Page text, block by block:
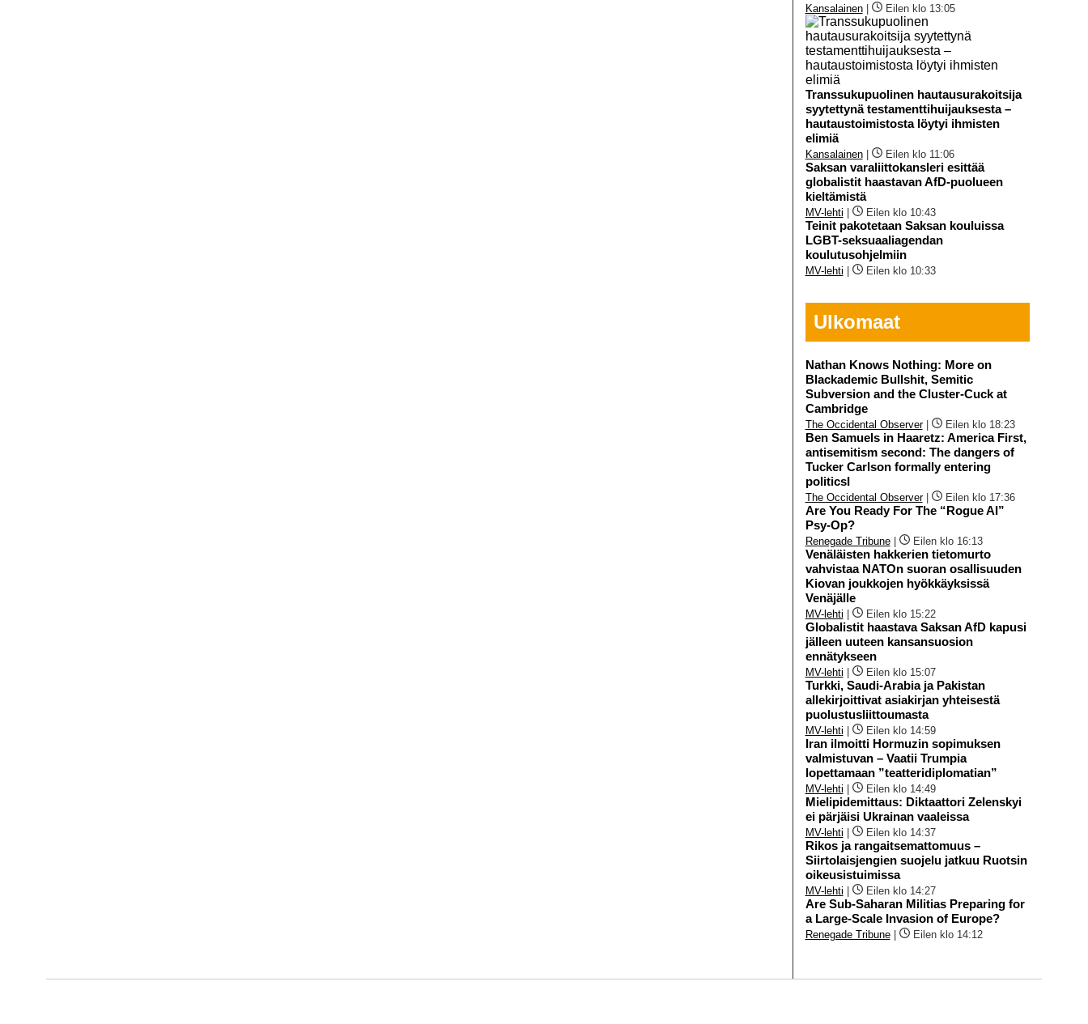
Kansalainen| Eilen klo 13:05
Transsukupuolinen hautausurakoitsija
syytettynä testamenttihuijauksesta –
hautaustoimistosta löytyi ihmisten
elimiä
Kansalainen| Eilen klo 11:06
Saksan varaliittokansleri esittää
globalistit haastavan AfD-puolueen
kieltämistä
MV-lehti Eilen klo 10:43
Teinit pakotetaan Saksan kouluissa
LGBT-seksuaaliagendan
koulutusohjelmiin
MV-lehti Eilen klo 10:33
Ulkomaat
Nathan Knows Nothing: More on
Blackademic Bullshit, Semitic
Subversion and the Cluster-Cuck at
Cambridge
The Occidental Observer| Eilen klo 18:23
Ben Samuels in Haaretz: America First,
antisemitism second: The dangers of
Tucker Carlson formally entering
politicsI
The Occidental Observer| Eilen klo 17:36
Are You Ready For The “Rogue AI”
Psy-Op?
Renegade Tribune| Eilen klo 16:13
Venäläisten hakkerien tietomurto
vahvistaa NATOn suoran osallisuuden
Kiovan joukkojen hyökkäyksissä
Venäjälle
MV-lehti Eilen klo 15:22
Globalistit haastava Saksan AfD kapusi
jälleen uuteen kansansuosion
ennätykseen
MV-lehti Eilen klo 15:07
Turkki, Saudi-Arabia ja Pakistan
allekirjoittivat asiakirjan yhteisestä
puolustusliittoumasta
MV-lehti Eilen klo 14:59
Iran ilmoitti Hormuzin sopimuksen
valmistuvan – Vaatii Trumpia
lopettamaan ”teatteridiplomatian”
MV-lehti Eilen klo 14:49
Mielipidemittaus: Diktaattori Zelenskyi
ei pärjäisi Ukrainan vaaleissa
MV-lehti Eilen klo 14:37
Rikos ja rangaitsemattomuus –
Siirtolaisjengien suojelu jatkuu Ruotsin
oikeusistuimissa
MV-lehti Eilen klo 14:27
Are Sub-Saharan Militias Preparing for
a Large-Scale Invasion of Europe?
Renegade Tribune| Eilen klo 14:12